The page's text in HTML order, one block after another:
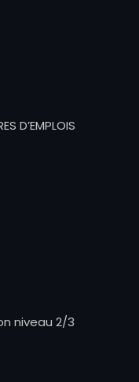
D’EMPLOIS
niveau 2/3